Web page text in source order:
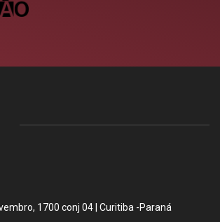
1700 conj 04 | Curitiba -Paraná